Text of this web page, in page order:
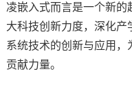
凌嵌入式而言是一个新的
大科技创新力度，深化产
系统技术的创新与应用
贡献力量。